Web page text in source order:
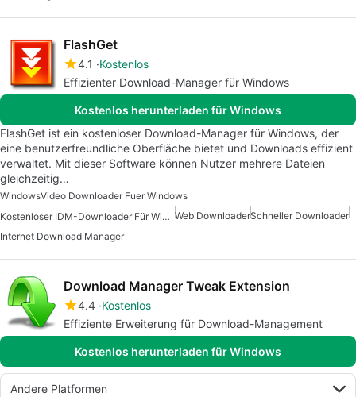
FlashGet
4.1
Kostenlos
Effizienter Download-Manager für Windows
Kostenlos herunterladen für Windows
FlashGet ist ein kostenloser Download-Manager für Windows, der
eine benutzerfreundliche Oberfläche bietet und Downloads effizient
verwaltet. Mit dieser Software können Nutzer mehrere Dateien
gleichzeitig…
WindowsVideo Downloader Fuer Windows
Kostenloser IDM-Downloader Für Windows Web DownloaderSchneller Downloader
Internet Download Manager
Download Manager Tweak Extension
4.4 Kostenlos
Effiziente Erweiterung für Download-Management
Kostenlos herunterladen für Windows
Andere Platformen